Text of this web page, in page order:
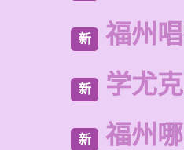
新 福州
新 学尤
新 福州